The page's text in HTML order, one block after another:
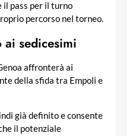
il pass per il turno
percorso nel torneo.
sedicesimi
affronterà ai
della sfida tra Empoli e
già definito e consente
il potenziale